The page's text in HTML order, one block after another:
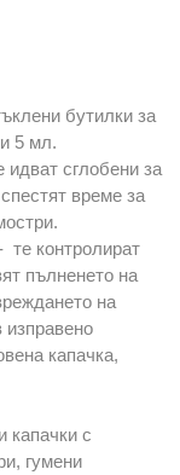
бутилки за
5 мл.
идват сглобени за
време за
те контролират
пълненето на
на
изправено
капачка,
капачки с
гумени